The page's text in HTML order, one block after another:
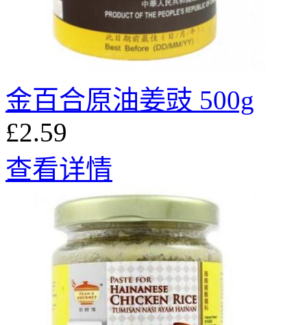
金百合原油姜豉 500g
£2.59
查看详情